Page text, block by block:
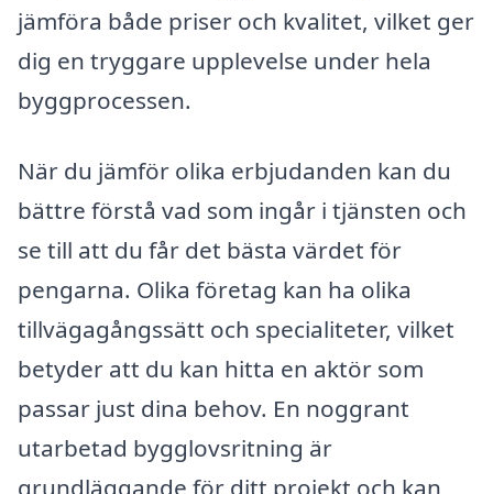
jämföra både priser och kvalitet, vilket ger
dig en tryggare upplevelse under hela
byggprocessen.
När du jämför olika erbjudanden kan du
bättre förstå vad som ingår i tjänsten och
se till att du får det bästa värdet för
pengarna. Olika företag kan ha olika
tillvägagångssätt och specialiteter, vilket
betyder att du kan hitta en aktör som
passar just dina behov. En noggrant
utarbetad bygglovsritning är
grundläggande för ditt projekt och kan